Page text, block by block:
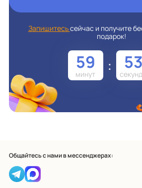
Запишитесьсейчас и получите
подарок!
59 : 52
Общайтесь с нами в мессенджерах: